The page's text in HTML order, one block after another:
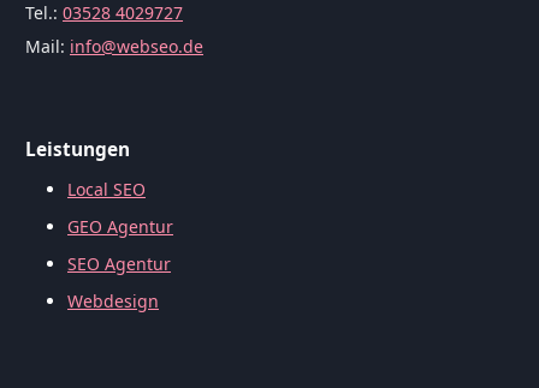
Tel.: 03528 4029727
Mail: info@webseo.de
Leistungen
Local SEO
GEO Agentur
SEO Agentur
Webdesign